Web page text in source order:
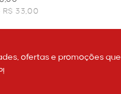
R$ 33,00
ofertas e promoções que